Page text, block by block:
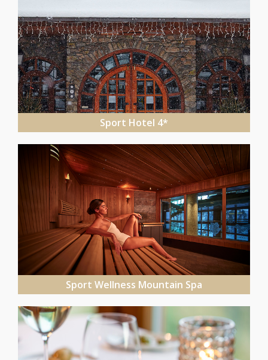
Sport Hotel 4*
Sport Wellness Mountain Spa